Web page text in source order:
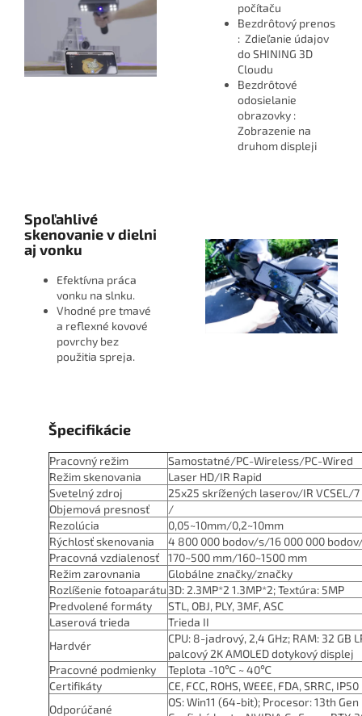
počítaču
Bezdrôtový prenos
: Zdieľanie údajov
do SHINING 3D
Cloudu
Bezdrôtové
odosielanie
obrazovky :
Zobrazenie na
druhom displeji
Spoľahlivé
skenovanie v dielni
aj vonku
Efektívna práca
vonku na slnku.
Vhodné pre tmavé
a reflexné kovové
povrchy bez
použitia spreja.
Špecifikácie
Pracovný režim
Samostatné/PC-Wireless/PC-Wired
Režim skenovania
Laser HD/IR Rapid
Svetelný zdroj
25x25 skrížených laserov/IR
Objemová presnosť
/
Rezolúcia
0,05~10mm/0,2~10mm
Rýchlosť skenovania
4 800 000 bodov/s/16 000 000
Pracovná vzdialenosť
170~500 mm/160~1500 mm
Režim zarovnania
Globálne značky/značky
Rozlíšenie fotoaparátu 3D: 2.3MP*2 1.3MP*2; Textúra: 5MP
Predvolené formáty
STL, OBJ, PLY, 3MF, ASC
Laserová trieda
Trieda II
Hardvér
CPU: 8-jadrový, 2,4 GHz; RAM: 32 GB
palcový 2K AMOLED dotykový displej
Pracovné podmienky
Teplota -10℃ ~ 40℃
Certifikáty
CE, FCC, ROHS, WEEE, FDA, SRRC, IP50
Odporúčané
OS: Win11 (64-bit); Procesor: 13th